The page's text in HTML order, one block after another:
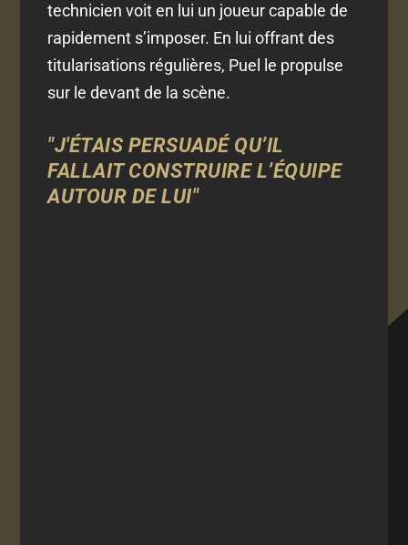
technicien voit en lui un joueur capable de
rapidement s’imposer. En lui offrant des
titularisations régulières, Puel le propulse
sur le devant de la scène.
"J'ÉTAIS PERSUADÉ QU’IL
FALLAIT CONSTRUIRE L’ÉQUIPE
AUTOUR DE LUI"